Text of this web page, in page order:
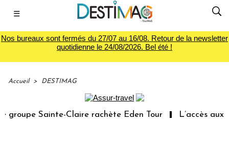
☰
Nos bureaux sont fermés du 27/07 au 16/08. Retour de la newsletter
quotidienne le 24/08/2026. Bel été !
Accueil > DESTIMAG
Sainte-Claire rachète Eden Tour L’accès aux